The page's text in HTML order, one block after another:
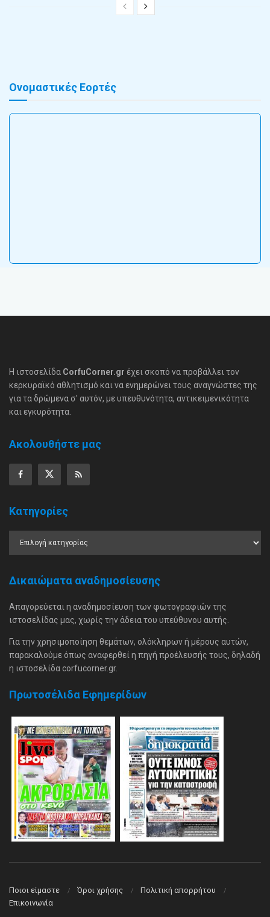
Ονομαστικές Εορτές
Η ιστοσελίδα CorfuCorner.gr έχει σκοπό να προβάλλει τον
κερκυραϊκό αθλητισμό και να ενημερώνει τους αναγνώστες της
για τα δρώμενα σ' αυτόν, με υπευθυνότητα, αντικειμενικότητα
και εγκυρότητα.
Ακολουθήστε μας
Κατηγορίες
Δικαιώματα αναδημοσίευσης
Απαγορεύεται η αναδημοσίευση των φωτογραφιών της
ιστοσελίδας μας, χωρίς την άδεια του υπεύθυνου αυτής.
Για την χρησιμοποίηση θεμάτων, ολόκληρων ή μέρους αυτών,
παρακαλούμε όπως αναφερθεί η πηγή προέλευσής τους, δηλαδή
η ιστοσελίδα corfucorner.gr.
Πρωτοσέλιδα Εφημερίδων
Ποιοι είμαστε Όροι χρήσης
Πολιτική απορρήτου
Επικοινωνία